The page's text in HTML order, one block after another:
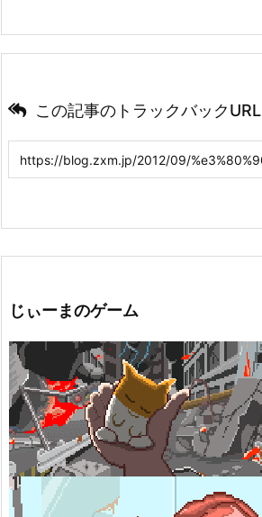
この記事のトラックバックURL
じぃーまのゲーム